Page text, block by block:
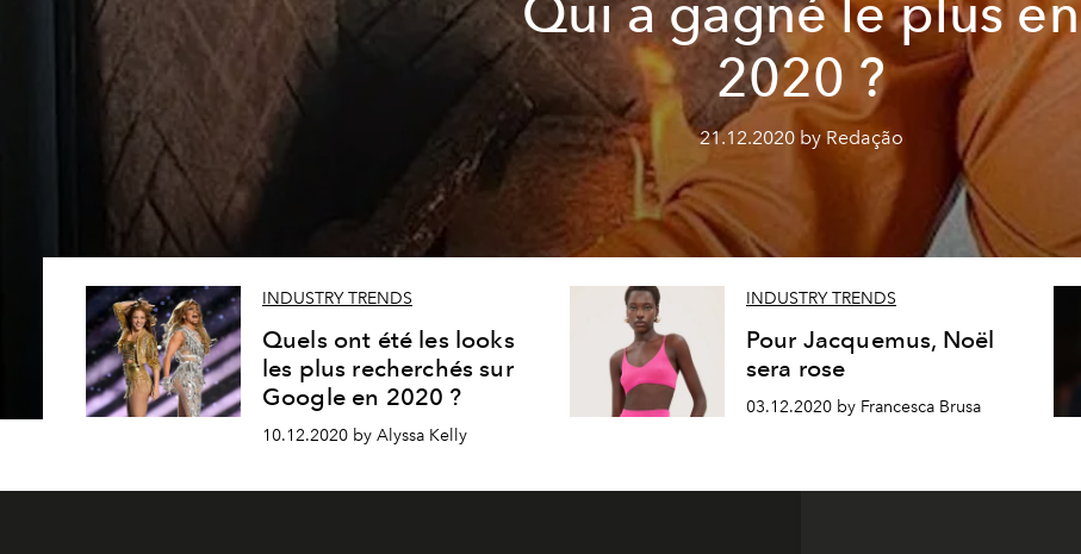
Qui a gagné le plus en
2020 ?
21.12.2020 by Redação
INDUSTRY TRENDS
Quels ont été les looks
les plus recherchés sur
Google en 2020 ?
10.12.2020 by Alyssa Kelly
INDUSTRY TRENDS
Pour Jacquemus, Noël
sera rose
03.12.2020 by Francesca Brusa